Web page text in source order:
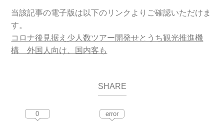
当該記事の電子版は以下のリンクよりご確認いただけま
す。
コロナ後見据え少人数ツアー開発せとうち観光推進機
構 外国人向け、国内客も
SHARE
0 error